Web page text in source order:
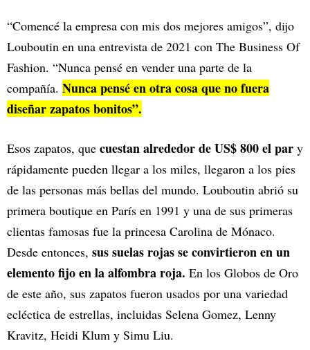
“Comencé la empresa con mis dos mejores amigos”, dijo
Louboutin en una entrevista de 2021 con The Business Of
Fashion. “Nunca pensé en vender una parte de la
compañía. Nunca pensé en otra cosa que no fuera
diseñar zapatos bonitos”.
Esos zapatos, que cuestan alrededor de US$ 800 el par y
rápidamente pueden llegar a los miles, llegaron a los pies
de las personas más bellas del mundo. Louboutin abrió su
primera boutique en París en 1991 y una de sus primeras
clientas famosas fue la princesa Carolina de Mónaco.
Desde entonces, sus suelas rojas se convirtieron en un
elemento fijo en la alfombra roja. En los Globos de Oro
de este año, sus zapatos fueron usados por una variedad
ecléctica de estrellas, incluidas Selena Gomez, Lenny
Kravitz, Heidi Klum y Simu Liu.